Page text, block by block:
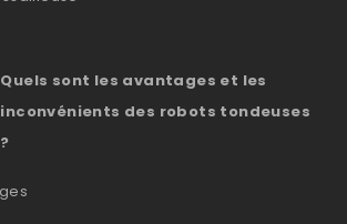
Quels sont les avantages et les
inconvénients des robots tondeuses
?